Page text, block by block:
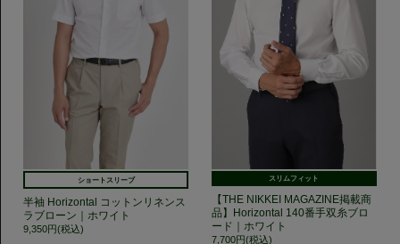
ショートスリーブ
半袖 Horizontal コットンリネンス
ラブローン｜ホワイト
9,350円(税込)
スリムフィット
【THE NIKKEI MAGAZINE掲載商
品】Horizontal 140番手双糸ブロ
ード｜ホワイト
7,700円(税込)